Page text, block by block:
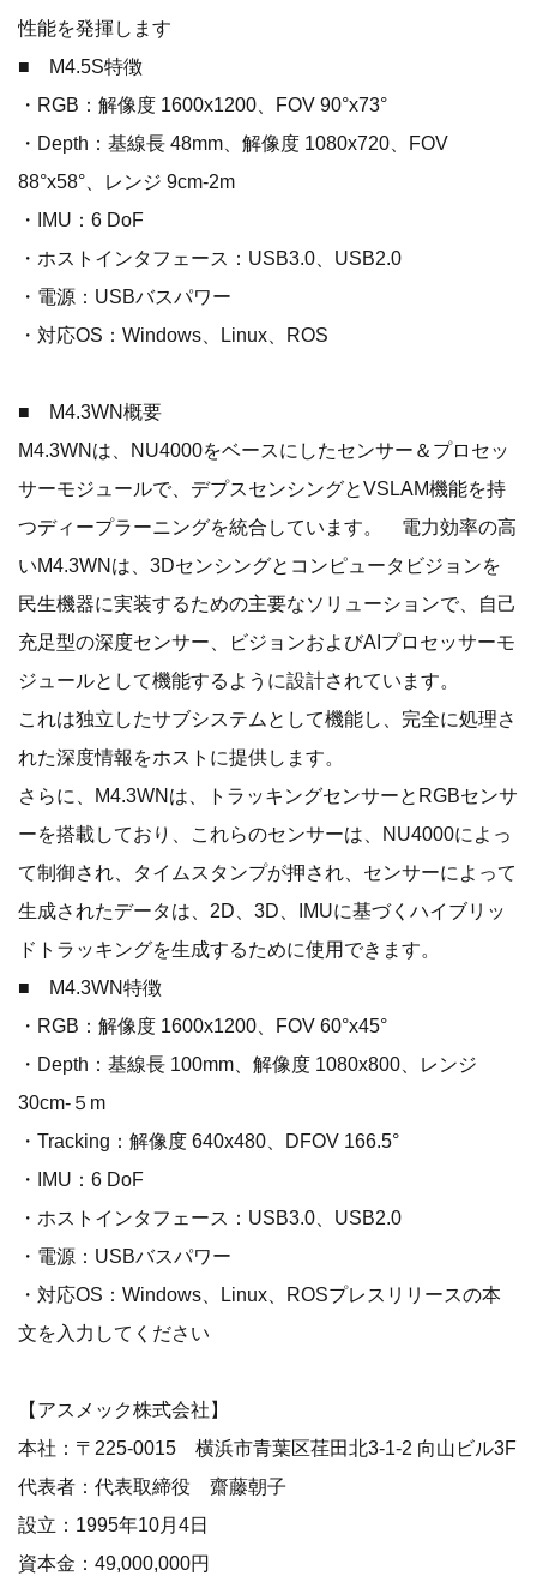
性能を発揮します
■ M4.5S特徴
・RGB：解像度 1600x1200、FOV 90°x73°
・Depth：基線長 48mm、解像度 1080x720、FOV
88°x58°、レンジ 9cm-2m
・IMU：6 DoF
・ホストインタフェース：USB3.0、USB2.0
・電源：USBバスパワー
・対応OS：Windows、Linux、ROS
■ M4.3WN概要
M4.3WNは、NU4000をベースにしたセンサー＆プロセッ
サーモジュールで、デプスセンシングとVSLAM機能を持
つディープラーニングを統合しています。 電力効率の高
いM4.3WNは、3Dセンシングとコンピュータビジョンを
民生機器に実装するための主要なソリューションで、自己
充足型の深度センサー、ビジョンおよびAIプロセッサーモ
ジュールとして機能するように設計されています。
これは独立したサブシステムとして機能し、完全に処理さ
れた深度情報をホストに提供します。
さらに、M4.3WNは、トラッキングセンサーとRGBセンサ
ーを搭載しており、これらのセンサーは、NU4000によっ
て制御され、タイムスタンプが押され、センサーによって
生成されたデータは、2D、3D、IMUに基づくハイブリッ
ドトラッキングを生成するために使用できます。
■ M4.3WN特徴
・RGB：解像度 1600x1200、FOV 60°x45°
・Depth：基線長 100mm、解像度 1080x800、レンジ
30cm-５m
・Tracking：解像度 640x480、DFOV 166.5°
・IMU：6 DoF
・ホストインタフェース：USB3.0、USB2.0
・電源：USBバスパワー
・対応OS：Windows、Linux、ROSプレスリリースの本
文を入力してください
【アスメック株式会社】
本社：〒225-0015 横浜市青葉区荏田北3-1-2 向山ビル3F
代表者：代表取締役 齋藤朝子
設立：1995年10月4日
資本金：49,000,000円